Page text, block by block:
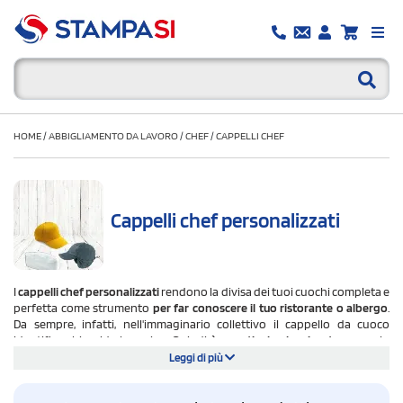
HOME/ABBIGLIAMENTO DA LAVORO/CHEF/CAPPELLI CHEF
Cappelli chef personalizzati
Icappelli chef personalizzatirendono la divisa dei tuoi cuochi completa e
perfetta come strumento per far conoscere il tuo ristorante o albergo
Da sempre, infatti, nell'immaginario collettivo il cappello da cuoco
identifica chi guida la cucina. Quindi è un articolo che riveste
un ruolo
importante non solo dal punto di vista pratico ma anche come
Leggi di più